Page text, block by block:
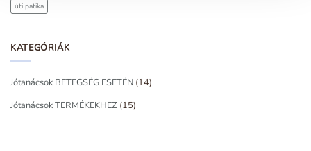
úti patika
KATEGÓRIÁK
Jótanácsok BETEGSÉG ESETÉN (14)
Jótanácsok TERMÉKEKHEZ (15)